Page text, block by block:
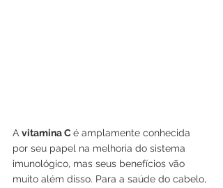
A vitamina C é amplamente conhecida
por seu papel na melhoria do sistema
imunológico, mas seus benefícios vão
muito além disso. Para a saúde do cabelo,